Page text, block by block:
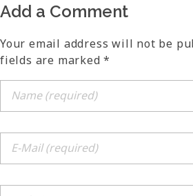
Add a Comment
Your email address will not be
fields are marked *